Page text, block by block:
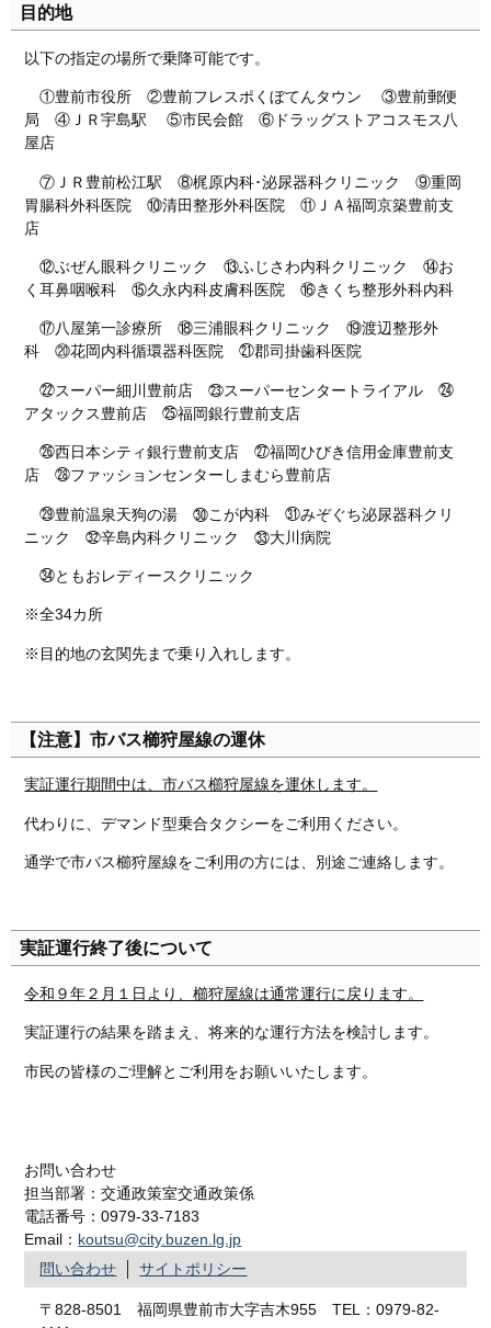
目的地
以下の指定の場所で乗降可能です。
①豊前市役所 ②豊前フレスポくぼてんタウン ③豊前郵便
局 ④ＪＲ宇島駅 ⑤市民会館 ⑥ドラッグストアコスモス八
屋店
⑦ＪＲ豊前松江駅 ⑧梶原内科･泌尿器科クリニック ⑨重岡
胃腸科外科医院 ⑩清田整形外科医院 ⑪ＪＡ福岡京築豊前支
店
⑫ぶぜん眼科クリニック ⑬ふじさわ内科クリニック ⑭お
く耳鼻咽喉科 ⑮久永内科皮膚科医院 ⑯きくち整形外科内科
⑰八屋第一診療所 ⑱三浦眼科クリニック ⑲渡辺整形外
科 ⑳花岡内科循環器科医院 ㉑郡司掛歯科医院
㉒スーパー細川豊前店 ㉓スーパーセンタートライアル ㉔
アタックス豊前店 ㉕福岡銀行豊前支店
㉖西日本シティ銀行豊前支店 ㉗福岡ひびき信用金庫豊前支
店 ㉘ファッションセンターしまむら豊前店
㉙豊前温泉天狗の湯 ㉚こが内科 ㉛みぞぐち泌尿器科クリ
ニック ㉜辛島内科クリニック ㉝大川病院
㉞ともおレディースクリニック
※全34カ所
※目的地の玄関先まで乗り入れします。
【注意】市バス櫛狩屋線の運休
実証運行期間中は、市バス櫛狩屋線を運休します。
代わりに、デマンド型乗合タクシーをご利用ください。
通学で市バス櫛狩屋線をご利用の方には、別途ご連絡します。
実証運行終了後について
令和９年２月１日より、櫛狩屋線は通常運行に戻ります。
実証運行の結果を踏まえ、将来的な運行方法を検討します。
市民の皆様のご理解とご利用をお願いいたします。
お問い合わせ
担当部署：交通政策室交通政策係
電話番号：0979-33-7183
Email： koutsu@city.buzen.lg.jp
問い合わせ
サイトポリシー
〒828-8501 福岡県豊前市大字吉木955 TEL：0979-82-